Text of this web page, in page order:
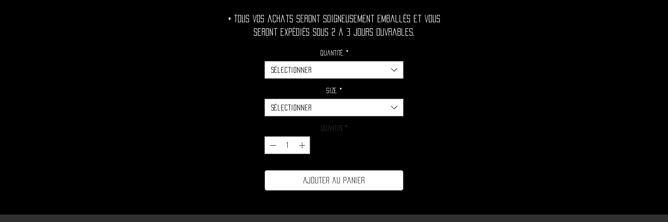
• Tous vos achats seront soigneusement emballés et vous
seront expédiés sous 2 à 3 jours ouvrables.
Quantité. *
Sélectionner
Size. *
Sélectionner
Quantité *
Ajouter au panier